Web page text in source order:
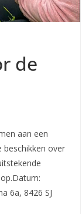
de
aan een
over
6a, 8426 SJ